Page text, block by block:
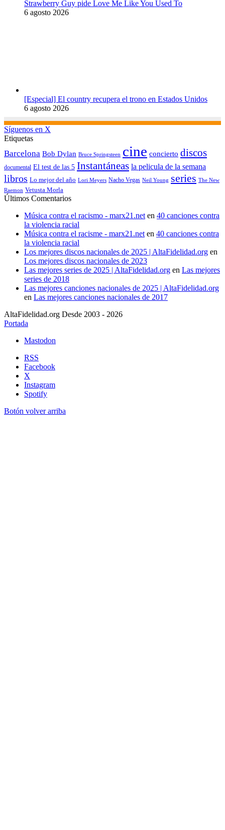
Strawberry Guy pide Love Me Like You Used To
6 agosto 2026
[Especial] El country recupera el trono en Estados Unidos
6 agosto 2026
Síguenos en X
Etiquetas
Barcelona Bob Dylan Bruce Springsteen cine concierto discos
documental El test de las 5 Instantáneas la pelicula de la semana
libros Lo mejor del año Lori Meyers Nacho Vegas Neil Young series The New
Raemon Vetusta Morla
Últimos Comentarios
Música contra el racismo - marx21.neten 40 canciones contra
la violencia racial
Música contra el racisme - marx21.neten 40 canciones contra
la violencia racial
Los mejores discos nacionales de 2025 | AltaFidelidad.org en
Los mejores discos nacionales de 2023
Las mejores series de 2025 | AltaFidelidad.org en Las mejores
series de 2018
Las mejores canciones nacionales de 2025 | AltaFidelidad.org
en Las mejores canciones nacionales de 2017
AltaFidelidad.org Desde 2003 - 2026
Portada
Mastodon
RSS
Facebook
X
Instagram
Spotify
Botón volver arriba